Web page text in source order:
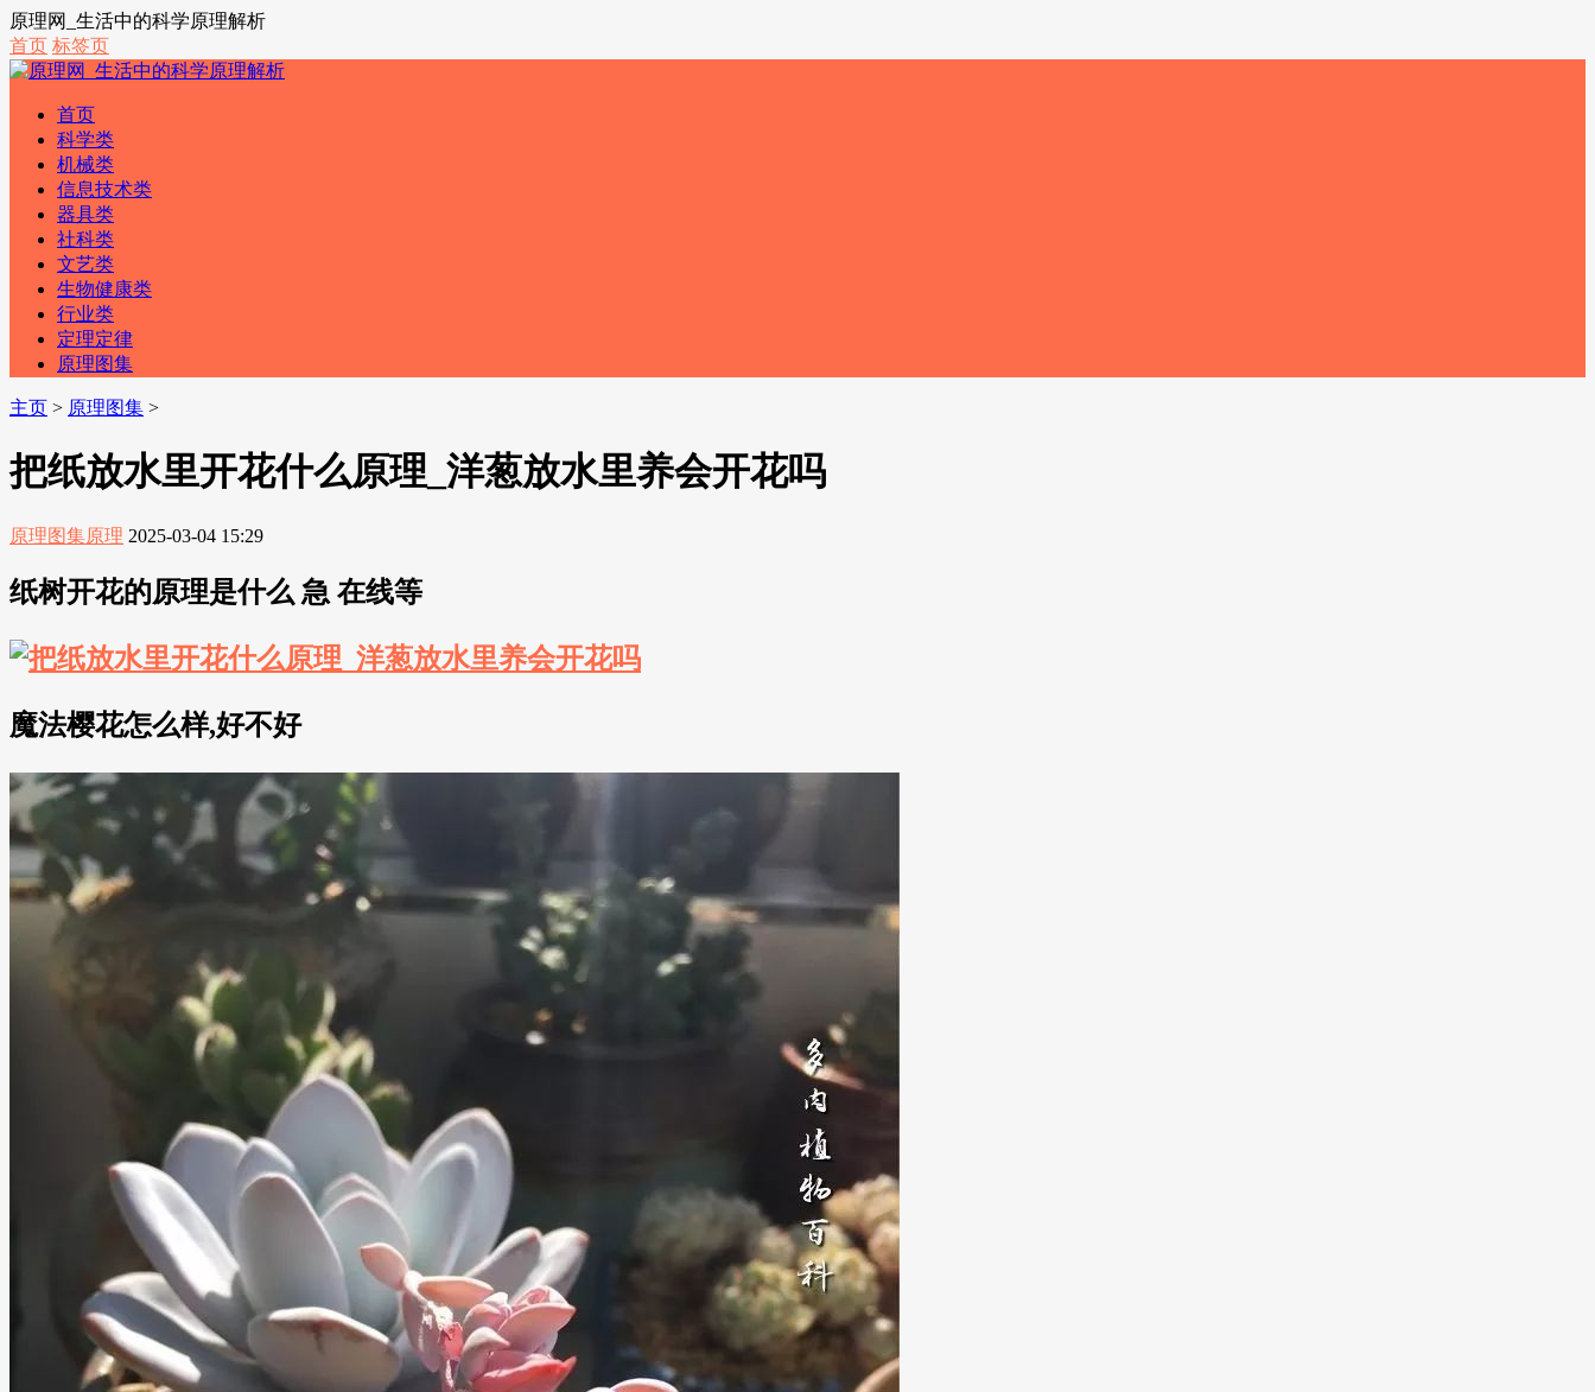
原理网_生活中的科学原理解析
首页 标签页
首页
科学类
机械类
信息技术类
器具类
社科类
文艺类
生物健康类
行业类
定理定律
原理图集
主页 > 原理图集 >
把纸放水里开花什么原理_洋葱放水里养会开花吗
原理图集原理 2025-03-04 15:29
纸树开花的原理是什么 急 在线等
魔法樱花怎么样,好不好